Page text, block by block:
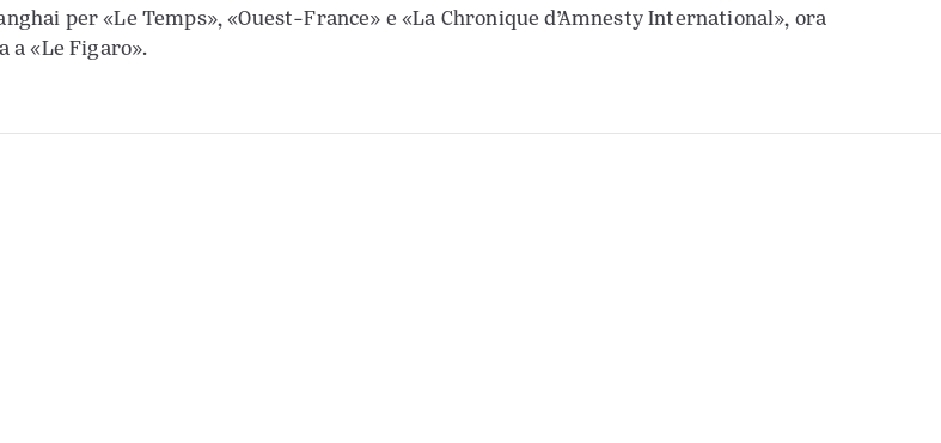
per «Le Temps», «Ouest-France» e «La Chronique d’Amnesty International», ora
a «Le Figaro».